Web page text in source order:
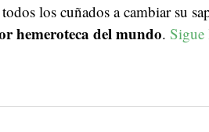
los cuñados a cambiar su
hemeroteca del mundo. Sigue